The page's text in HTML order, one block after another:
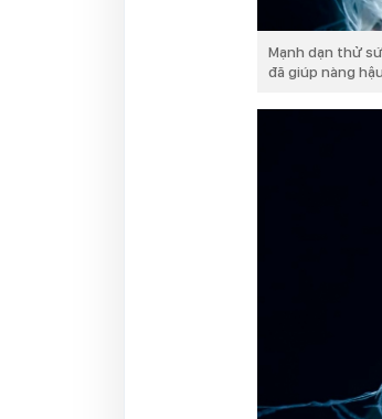
Mạnh dạn thử
đã giúp nàng